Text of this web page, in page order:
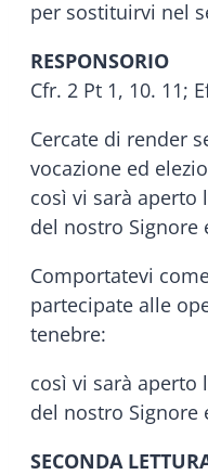
per sostituirvi nel
RESPONSORIO
Cfr. 2 Pt 1, 10. 11;
Cercate di render
vocazione ed
così vi sarà aperto
del nostro Signore
Comportatevi
partecipate alle
tenebre:
così vi sarà aperto
del nostro Signore
SECONDA